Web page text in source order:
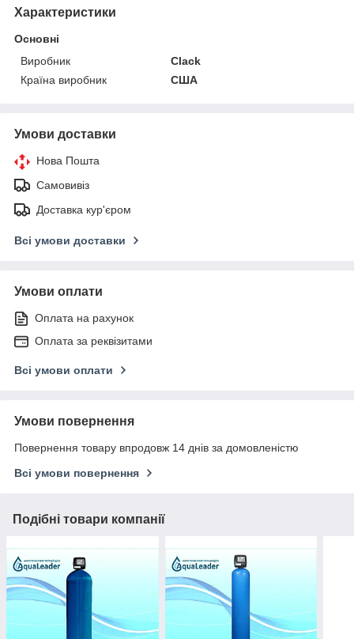
Характеристики
Основні
Виробник
Clack
Країна виробник
США
Умови доставки
Нова Пошта
Самовивіз
Доставка кур'єром
Всі умови доставки
Умови оплати
Оплата на рахунок
Оплата за реквізитами
Всі умови оплати
Умови повернення
Повернення товару впродовж 14 днів за домовленістю
Всі умови повернення
Подібні товари компанії